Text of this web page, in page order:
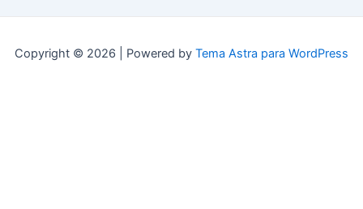
Copyright © 2026 | Powered by Tema Astra para WordPress